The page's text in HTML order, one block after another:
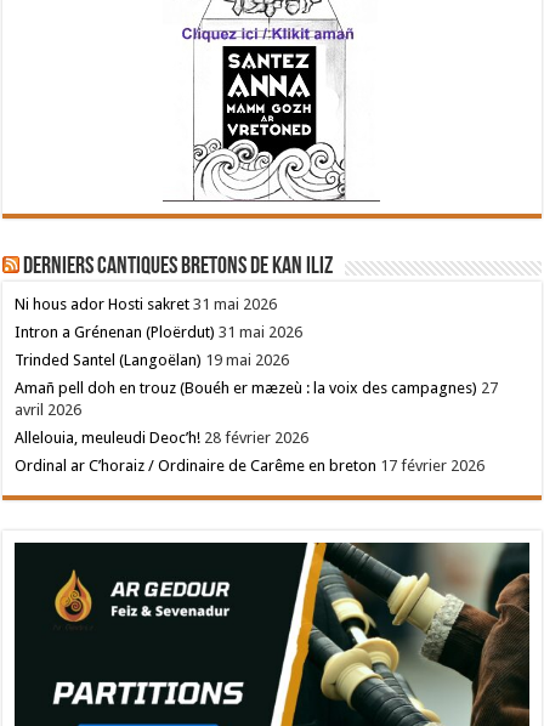
Derniers cantiques bretons de Kan Iliz
Ni hous ador Hosti sakret 31 mai 2026
Intron a Grénenan (Ploërdut) 31 mai 2026
Trinded Santel (Langoëlan) 19 mai 2026
Amañ pell doh en trouz (Bouéh er mæzeù : la voix des campagnes) 27
avril 2026
Allelouia, meuleudi Deoc’h! 28 février 2026
Ordinal ar C’horaiz / Ordinaire de Carême en breton 17 février 2026